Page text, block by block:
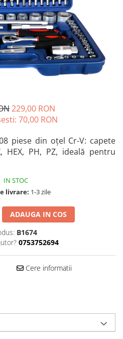
229,00 RON
70,00 RON
piese din oțel Cr-V: capete
HEX, PH, PZ, ideală pentru
IN STOC
livrare: 1-3 zile
ADAUGA IN COS
B1674
0753752694
Cere informatii